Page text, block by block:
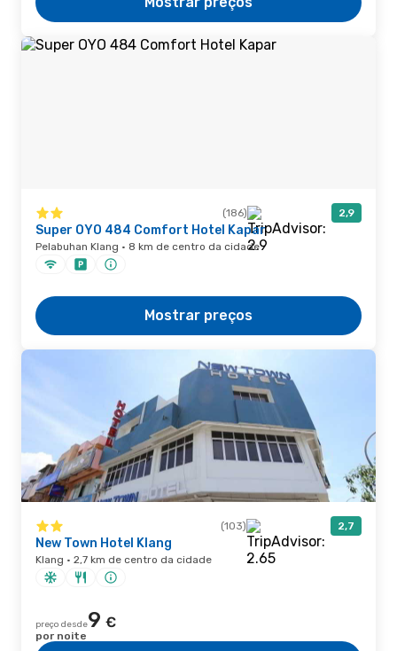
(186) 2,9
Super OYO 484 Comfort Hotel Kapar
Pelabuhan Klang · 8 km de centro da cidade
Mostrar preços
(103) 2,7
New Town Hotel Klang
Klang · 2,7 km de centro da cidade
preço desde9 €
por noite